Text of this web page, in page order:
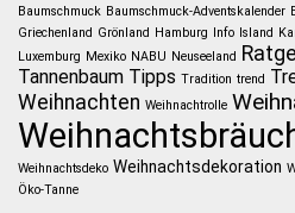
Baumschmuck Baumschmuck-Adventskalender
Griechenland Grönland Hamburg Info Island
Luxemburg Mexiko NABU Neuseeland
Tannenbaum Tipps Tradition trend
Weihnachten Weihnachtrolle
Weihnachtsdeko Weihnachtsdekoration
Öko-Tanne